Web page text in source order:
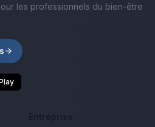
les professionnels du bien-être